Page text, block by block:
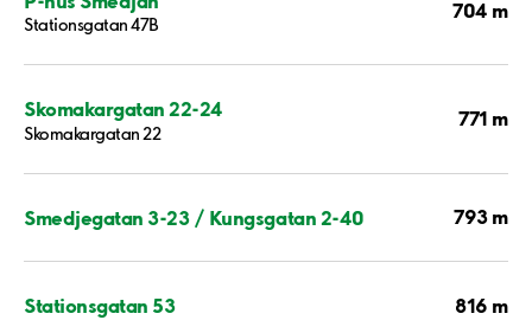
Stationsgatan 47B
704 m
Skomakargatan 22-24
Skomakargatan 22
771 m
Smedjegatan 3-23 / Kungsgatan 2-40 793 m
Stationsgatan 53 816 m